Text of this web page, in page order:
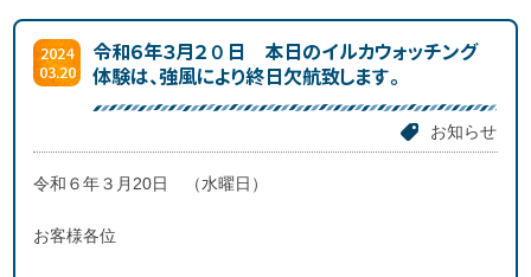
2024
03.20
令和６年３月２０日 本日のイルカウォッチング
体験は、強風により終日欠航致します。
お知らせ
令和６年３月20日 （水曜日）
お客様各位